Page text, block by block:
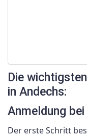
Die
in Andechs:
Anmeldung
Der erste Schritt